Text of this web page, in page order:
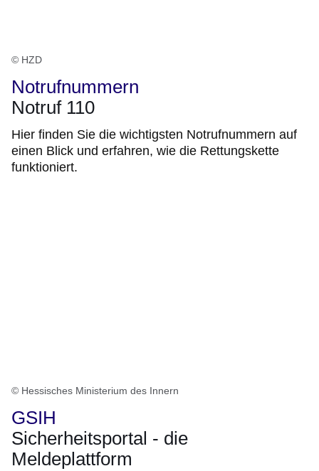
© HZD
Notrufnummern
Notruf 110
Hier finden Sie die wichtigsten Notrufnummern auf
einen Blick und erfahren, wie die Rettungskette
funktioniert.
© Hessisches Ministerium des Innern
GSIH
Sicherheitsportal - die
Meldeplattform